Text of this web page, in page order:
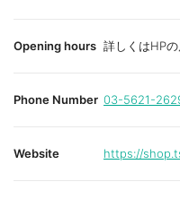
Opening hours 詳しくはHPの
Phone Number 03-5621-
Website https://